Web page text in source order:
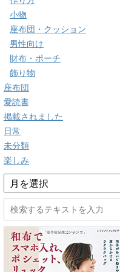
小物
座布団・クッション
男性向け
財布・ポーチ
飾り物
座布団
愛読書
掲載されました
日常
未分類
楽しみ
ア
ー
カ
イ
ブ